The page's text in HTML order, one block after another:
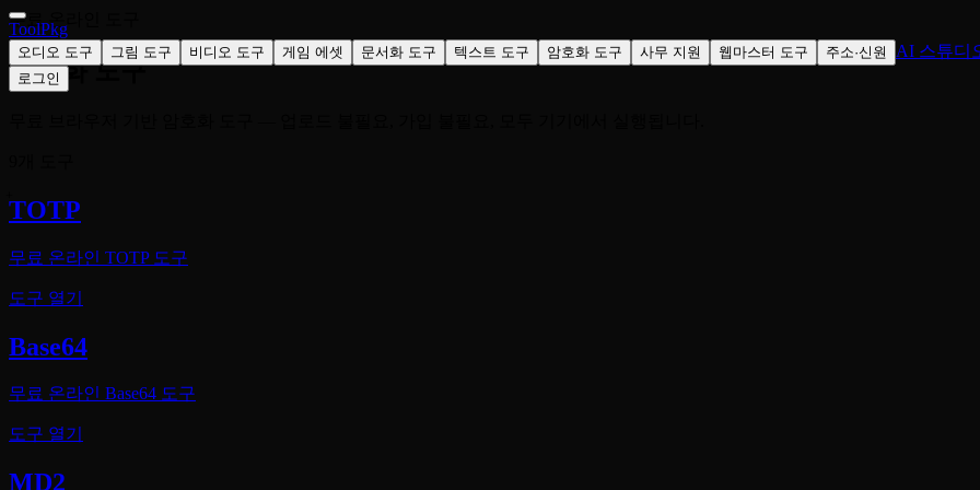
ToolPkg
오디오 도구 그림 도구 비디오 도구 게임 에셋 문서화 도구 텍스트 도구 암호화 도구 사무 지원 웹마스터 도구 주소·신원 AI 스튜디
로그인
무료 온라인 도구
암호화 도구
TOTP
무료 온라인 TOTP 도구
도구 열기
Base64
무료 온라인 Base64 도구
도구 열기
MD2